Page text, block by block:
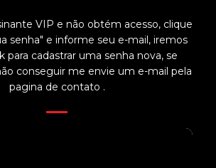
VIP e não obtém acesso, clique
senha" e informe seu e-mail, iremos
para cadastrar uma senha nova, se
conseguir me envie um e-mail pela
pagina de contato .